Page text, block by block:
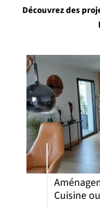
Découvrez des
Cuisine